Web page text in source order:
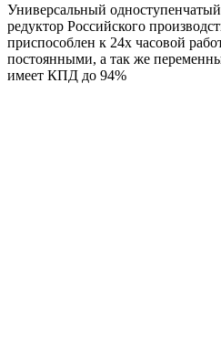
Универсальный
редуктор Российского
приспособлен к 24х часовой
постоянными, а так же
имеет КПД до 94%